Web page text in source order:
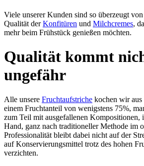
Viele unserer Kunden sind so über­zeugt
Qualität derKon­fi­türen und Milchcremes,
mehr beim Früh­stück ge­nießen möch­ten.
Qualität kommt
ungefähr
Alle unsere Frucht­auf­stri­che kochen wir aus
einem Frucht­an­teil von we­nigs­tens 75%,
zum Teil mit aus­ge­fal­le­nen Kom­po­si­tio­nen,
Hand, ganz nach tra­di­tion­el­ler Me­thode im
Professionalität bleibt dabei nicht auf der
auf Kon­servierungs­mittel trotz des hohen
verzichten.